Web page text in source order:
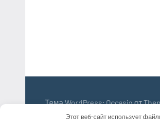
Тема WordPress: Occasio от
Этот веб-сайт использует